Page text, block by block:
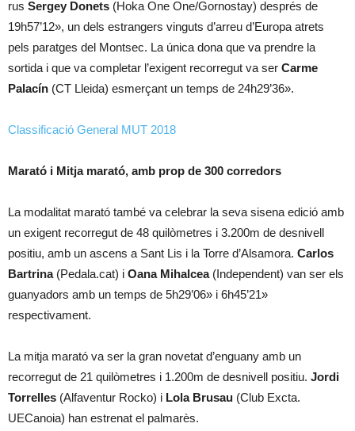
rus Sergey Donets (Hoka One One/Gornostay) després de
19h57’12», un dels estrangers vinguts d’arreu d’Europa atrets
pels paratges del Montsec. La única dona que va prendre la
sortida i que va completar l’exigent recorregut va ser Carme
Palacín (CT Lleida) esmerçant un temps de 24h29’36».
Classificació General MUT 2018
Marató i Mitja marató, amb prop de 300 corredors
La modalitat marató també va celebrar la seva sisena edició amb
un exigent recorregut de 48 quilòmetres i 3.200m de desnivell
positiu, amb un ascens a Sant Lis i la Torre d’Alsamora. Carlos
Bartrina(Pedala.cat) i Oana Mihalcea(Independent) van ser els
guanyadors amb un temps de 5h29’06» i 6h45’21»
respectivament.
La mitja marató va ser la gran novetat d’enguany amb un
recorregut de 21 quilòmetres i 1.200m de desnivell positiu. Jordi
Torrelles (Alfaventur Rocko) i Lola Brusau (Club Excta.
UECanoia) han estrenat el palmarès.